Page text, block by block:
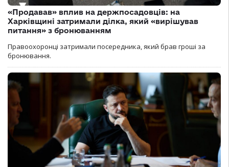
«Продавав» вплив на держпосадовців: на
Харківщині затримали ділка, який «вирішував
питання» з бронюванням
Правоохоронці затримали посередника, який брав гроші за
бронювання.